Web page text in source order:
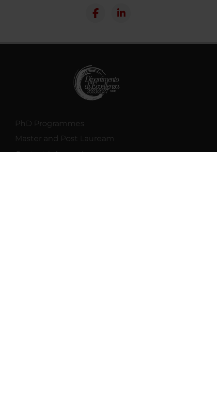
PhD Programmes
Master and Post Lauream
Contact information